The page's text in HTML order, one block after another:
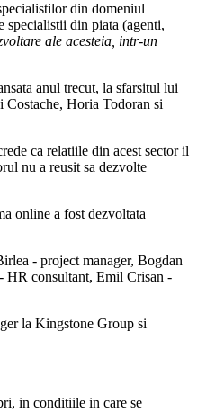
din domeniul
specialistii din piata (agenti,
ale acesteia, intr-un
anul trecut, la sfarsitul lui
Horia Todoran si
ca relatiile din acest sector il
nu a reusit sa dezvolte
online a fost dezvoltata
- project manager, Bogdan
HR consultant, Emil Crisan -
la Kingstone Group si
in conditiile in care se